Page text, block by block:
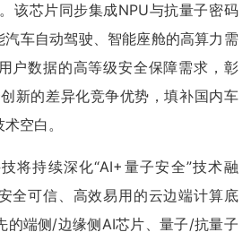
该芯片同步集成NPU与抗量子密码
车自动驾驶、智能座舱的高算力需
户数据的高等级安全保障需求，彰
新的差异化竞争优势，填补国内车
空白。
将持续深化“AI+量子安全”技术融
全可信、高效易用的云边端计算底
的端侧/边缘侧AI芯片、量子/抗量子